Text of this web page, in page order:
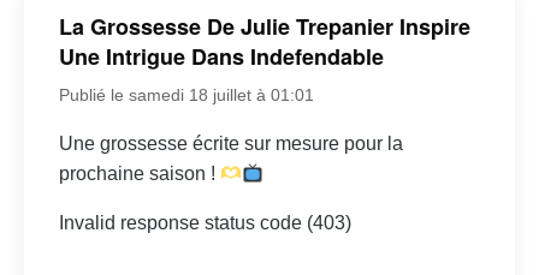
La Grossesse De Julie Trepanier Inspire
Une Intrigue Dans Indefendable
Publié le samedi 18 juillet à 01:01
Une grossesse écrite sur mesure pour la
prochaine saison !
Invalid response status code (403)